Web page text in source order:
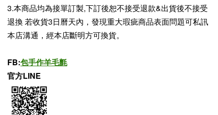
3.本商品均為接單訂製,下訂後恕不接受退款&出貨後不接受
退換 若收貨3日曆天內，發現重大瑕疵商品表面問題可私訊
本店溝通，經本店斷明方可換貨。
FB:包手作羊毛氈
官方LINE